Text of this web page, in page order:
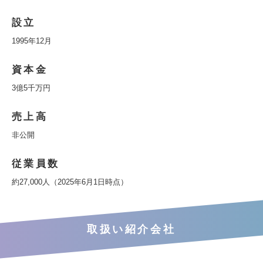
設立
1995年12月
資本金
3億5千万円
売上高
非公開
従業員数
約27,000人（2025年6月1日時点）
取扱い紹介会社